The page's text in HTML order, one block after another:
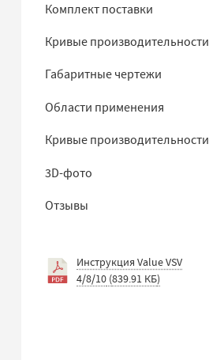
Комплект поставки
Кривые производительности
Габаритные чертежи
Области применения
Кривые производительности
3D-фото
Отзывы
Инструкция Value VSV
4/8/10 (839.91 КБ)